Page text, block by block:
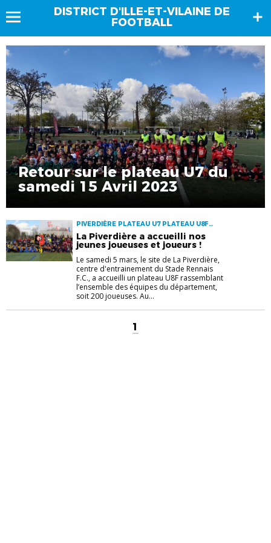
DISTRICT D'ILLE-ET-VILAINE DE
FOOTBALL
Retour sur le plateau U7 du
samedi 15 Avril 2023
PIVERDIÈRE PLATEAU U7 PLATEAU U8F
STADE RENNAIS U7 U8F
La Piverdière a accueilli nos
jeunes joueuses et joueurs !
Le samedi 5 mars, le site de La Piverdière,
centre d'entrainement du Stade Rennais
F.C., a accueilli un plateau U8F rassemblant
l’ensemble des équipes du département,
soit 200 joueuses. Au...
1